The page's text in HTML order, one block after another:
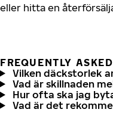
eller hitta en
FREQUENTLY
Vilken däckstorlek
Vad är skillnaden
Hur ofta ska jag
Vad är det